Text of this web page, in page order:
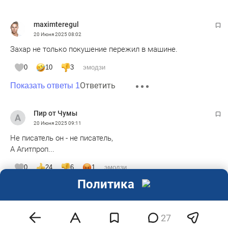
maximteregul
20 Июня 202508:02
Захар не только покушение пережил в машине.
0 10 3 эмодзи
Показать ответы 1Ответить
Пир от Чумы
20 Июня 202509:11
Не писатель он - не писатель,
А Агитпроп...
0 24 6 1 эмодзи
Ответить
27
Политика